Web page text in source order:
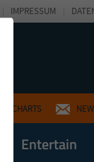
CHARTS
Entertain
IMPRESSUM